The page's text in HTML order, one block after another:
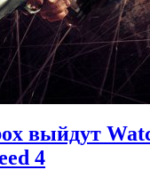
выйдут
4